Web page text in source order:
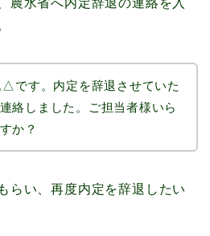
農水省へ内定辞退の連絡を入
です。内定を辞退させていた
絡しました。ご担当者様いら
か？
らい、再度内定を辞退したい